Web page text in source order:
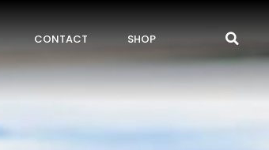
CONTACT SHOP